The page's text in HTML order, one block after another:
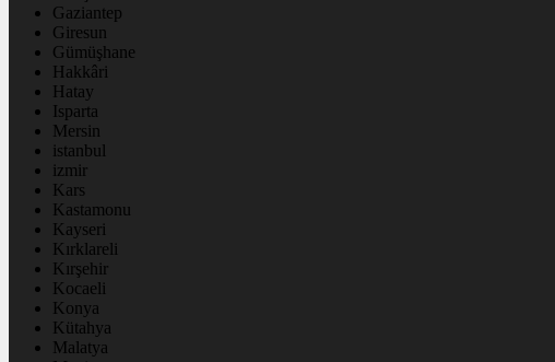
Gaziantep
Giresun
Gümüşhane
Hakkâri
Hatay
Isparta
Mersin
istanbul
izmir
Kars
Kastamonu
Kayseri
Kırklareli
Kırşehir
Kocaeli
Konya
Kütahya
Malatya